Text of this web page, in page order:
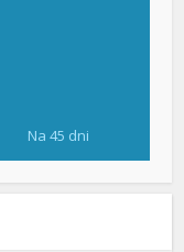
Na 45 dni